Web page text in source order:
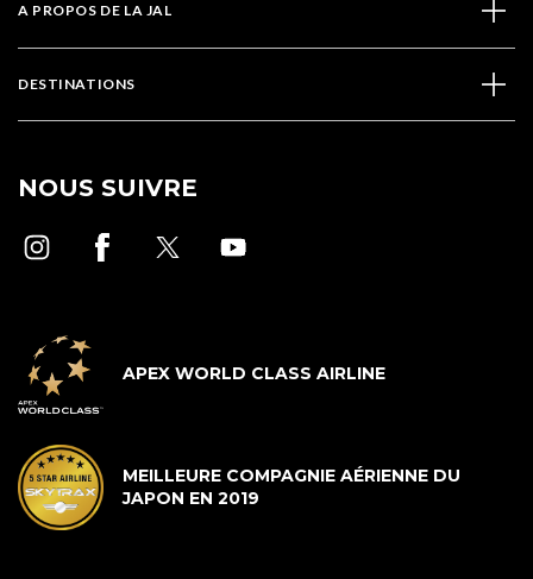
A PROPOS DE LA JAL
DESTINATIONS
NOUS SUIVRE
APEX WORLD CLASS AIRLINE
MEILLEURE COMPAGNIE AÉRIENNE DU
JAPON EN 2019